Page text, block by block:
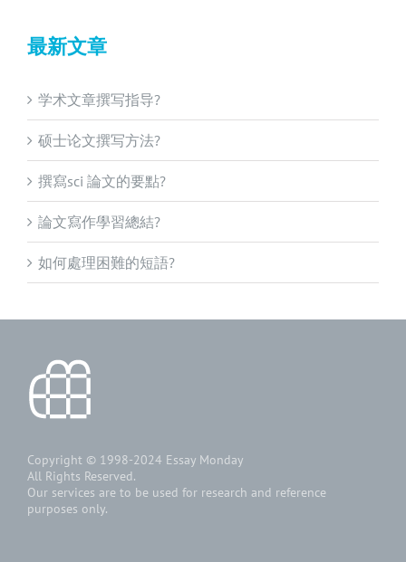
最新文章
学术文章撰写指导?
硕士论文撰写方法?
撰寫sci 論文的要點?
論文寫作學習總結?
如何處理困難的短語?
Copyright © 1998-2024 Essay Monday
All Rights Reserved.
Our services are to be used for research and reference
purposes only.